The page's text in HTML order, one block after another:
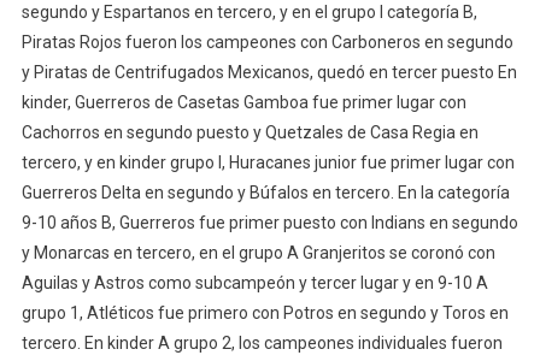
segundo y Espartanos en tercero, y en el grupo I categoría B,
Piratas Rojos fueron los campeones con Carboneros en segundo
y Piratas de Centrifugados Mexicanos, quedó en tercer puesto En
kinder, Guerreros de Casetas Gamboa fue primer lugar con
Cachorros en segundo puesto y Quetzales de Casa Regia en
tercero, y en kinder grupo I, Huracanes junior fue primer lugar con
Guerreros Delta en segundo y Búfalos en tercero. En la categoría
9-10 años B, Guerreros fue primer puesto con Indians en segundo
y Monarcas en tercero, en el grupo A Granjeritos se coronó con
Aguilas y Astros como subcampeón y tercer lugar y en 9-10 A
grupo 1, Atléticos fue primero con Potros en segundo y Toros en
tercero. En kinder A grupo 2, los campeones individuales fueron